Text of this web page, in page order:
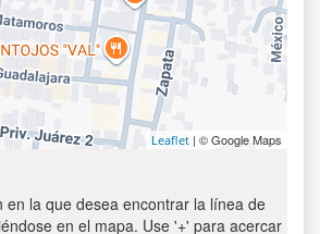
Leaflet | © Google Maps
en la que desea encontrar la línea de
en el mapa. Use '+' para acercar